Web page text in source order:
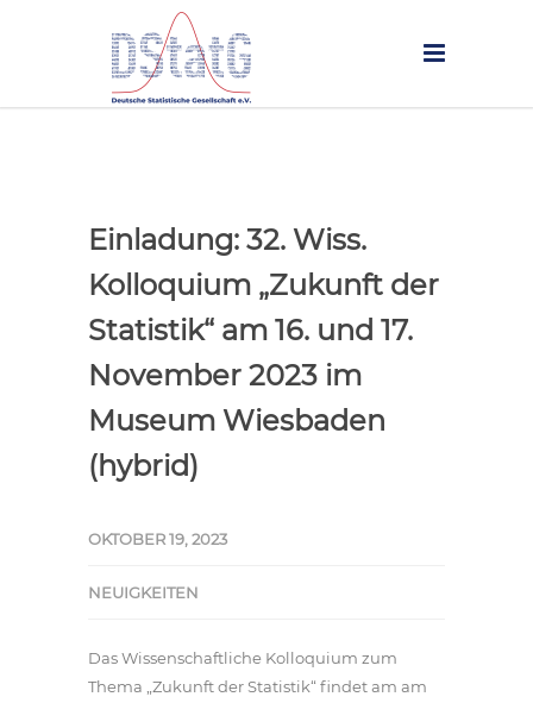
Einladung: 32. Wiss.
Kolloquium „Zukunft der
Statistik“ am 16. und 17.
November 2023 im
Museum Wiesbaden
(hybrid)
OKTOBER 19, 2023
NEUIGKEITEN
Das Wissenschaftliche Kolloquium zum
Thema „Zukunft der Statistik“ findet am am